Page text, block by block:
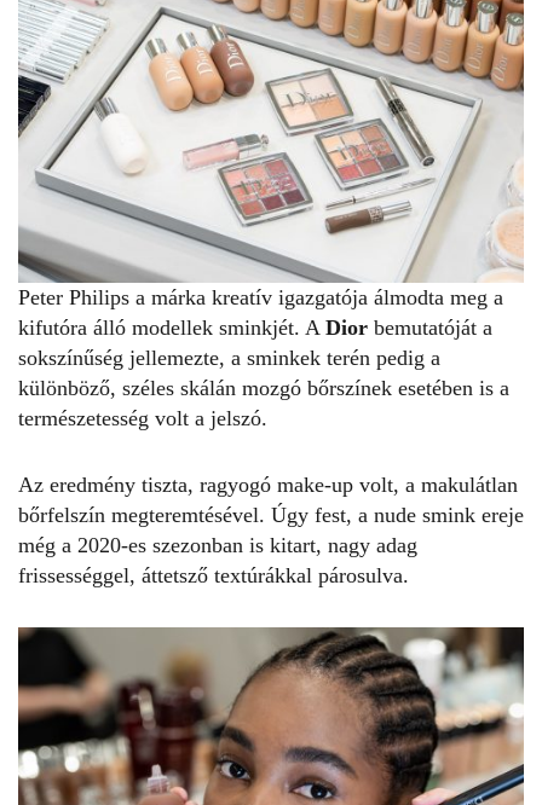
Peter Philips a márka kreatív igazgatója álmodta meg a
kifutóra álló modellek sminkjét. A Dior bemutatóját a
sokszínűség jellemezte, a sminkek terén pedig a
különböző, széles skálán mozgó bőrszínek esetében is a
természetesség volt a jelszó.
Az eredmény tiszta, ragyogó make-up volt, a makulátlan
bőrfelszín megteremtésével. Úgy fest, a nude smink ereje
még a 2020-es szezonban is kitart, nagy adag
frissességgel, áttetsző textúrákkal párosulva.